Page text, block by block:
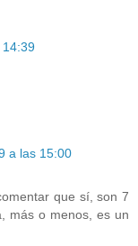
14:39
a las 15:00
que sí, son 7
más o menos, es un